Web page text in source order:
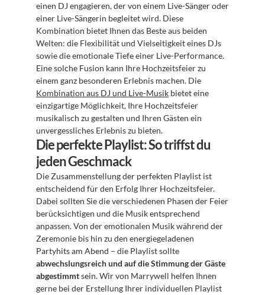
einen DJ engagieren, der von einem Live-Sänger oder
einer Live-Sängerin begleitet wird. Diese
Kombination bietet Ihnen das Beste aus beiden
Welten: die Flexibilität und Vielseitigkeit eines DJs
sowie die emotionale Tiefe einer Live-Performance.
Eine solche Fusion kann Ihre Hochzeitsfeier zu
Kombination aus DJ und Live-Musik bietet eine
einzigartige Möglichkeit, Ihre Hochzeitsfeier
musikalisch zu gestalten und Ihren Gästen ein
unvergessliches Erlebnis zu bieten.
Die perfekte Playlist: So triffst du
jeden Geschmack
Die Zusammenstellung der perfekten Playlist ist
entscheidend für den Erfolg Ihrer Hochzeitsfeier.
Dabei sollten Sie die verschiedenen Phasen der Feier
berücksichtigen und die Musik entsprechend
anpassen. Von der emotionalen Musik während der
Zeremonie bis hin zu den energiegeladenen
abwechslungsreich und auf die Stimmung der Gäste
abgestimmt sein. Wir von Marrywell helfen Ihnen
gerne bei der Erstellung Ihrer individuellen Playlist